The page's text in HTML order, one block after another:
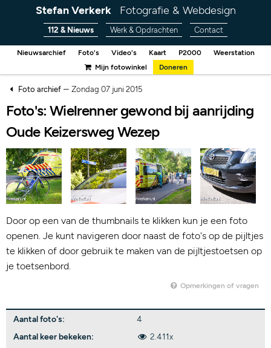
Stefan Verkerk Fotografie & Webdesign
112 & Nieuws Werk & Opdrachten Contact
Nieuwsarchief Foto's Video's Kaart P2000
Weerstation
Mijn fotowinkel
Doneren
Foto archief– Zondag 07 juni 2015
Foto's: Wielrenner gewond bij aanrijding
Oude Keizersweg Wezep
Door op een van de thumbnails te klikken kun je een foto
openen. Je kunt navigeren door naast de foto's op de pijltjes
te klikken of door gebruik te maken van de pijltjestoetsen op
je toetsenbord.
Opmerkingen of vragen
Aantal foto's:
4
Aantal keer bekeken:
2.411x